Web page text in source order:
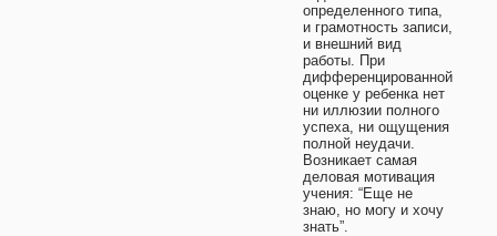
определенного типа,
и грамотность записи,
и внешний вид
работы. При
дифференцированной
оценке у ребенка нет
ни иллюзии полного
успеха, ни ощущения
полной неудачи.
Возникает самая
деловая мотивация
учения: “Еще не
знаю, но могу и хочу
знать”.